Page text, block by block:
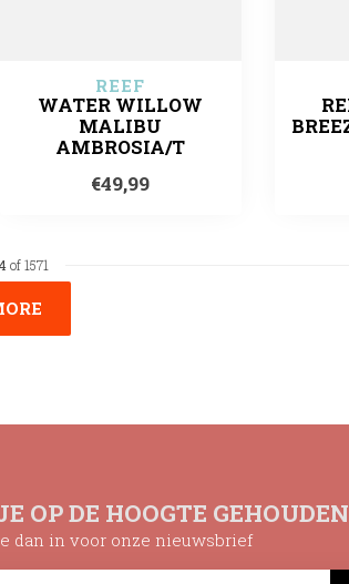
REEF
WATER WILLOW
MALIBU
AMBROSIA/T
€49,99
of 1571
OP DE HOOGTE
dan in voor onze nieuwsbrief